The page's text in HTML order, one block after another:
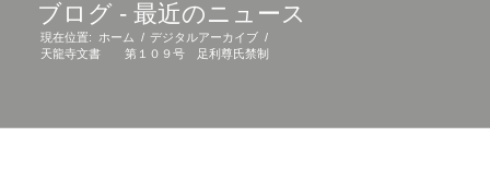
ブログ - 最近のニュース
現在位置: ホーム / デジタルアーカイブ /
天龍寺文書 第１０９号 足利尊氏禁制